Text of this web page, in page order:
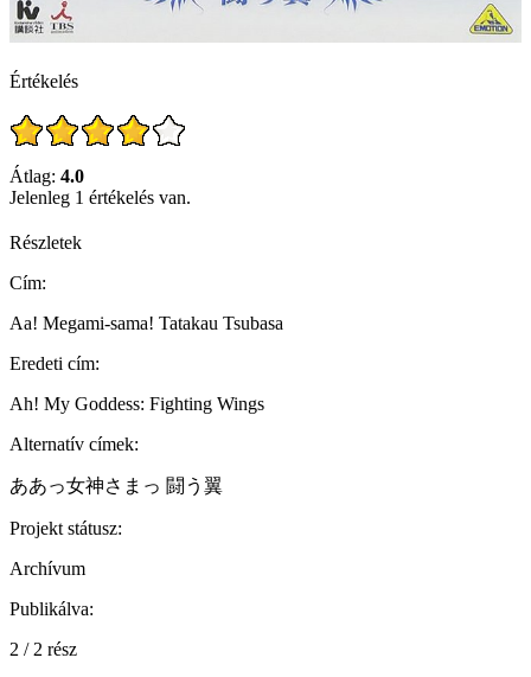
Értékelés
Átlag: 4.0
Jelenleg 1 értékelés van.
Részletek
Cím:
Aa! Megami-sama! Tatakau Tsubasa
Eredeti cím:
Ah! My Goddess: Fighting Wings
Alternatív címek:
ああっ女神さまっ 闘う翼
Projekt státusz:
Archívum
Publikálva:
2 / 2 rész